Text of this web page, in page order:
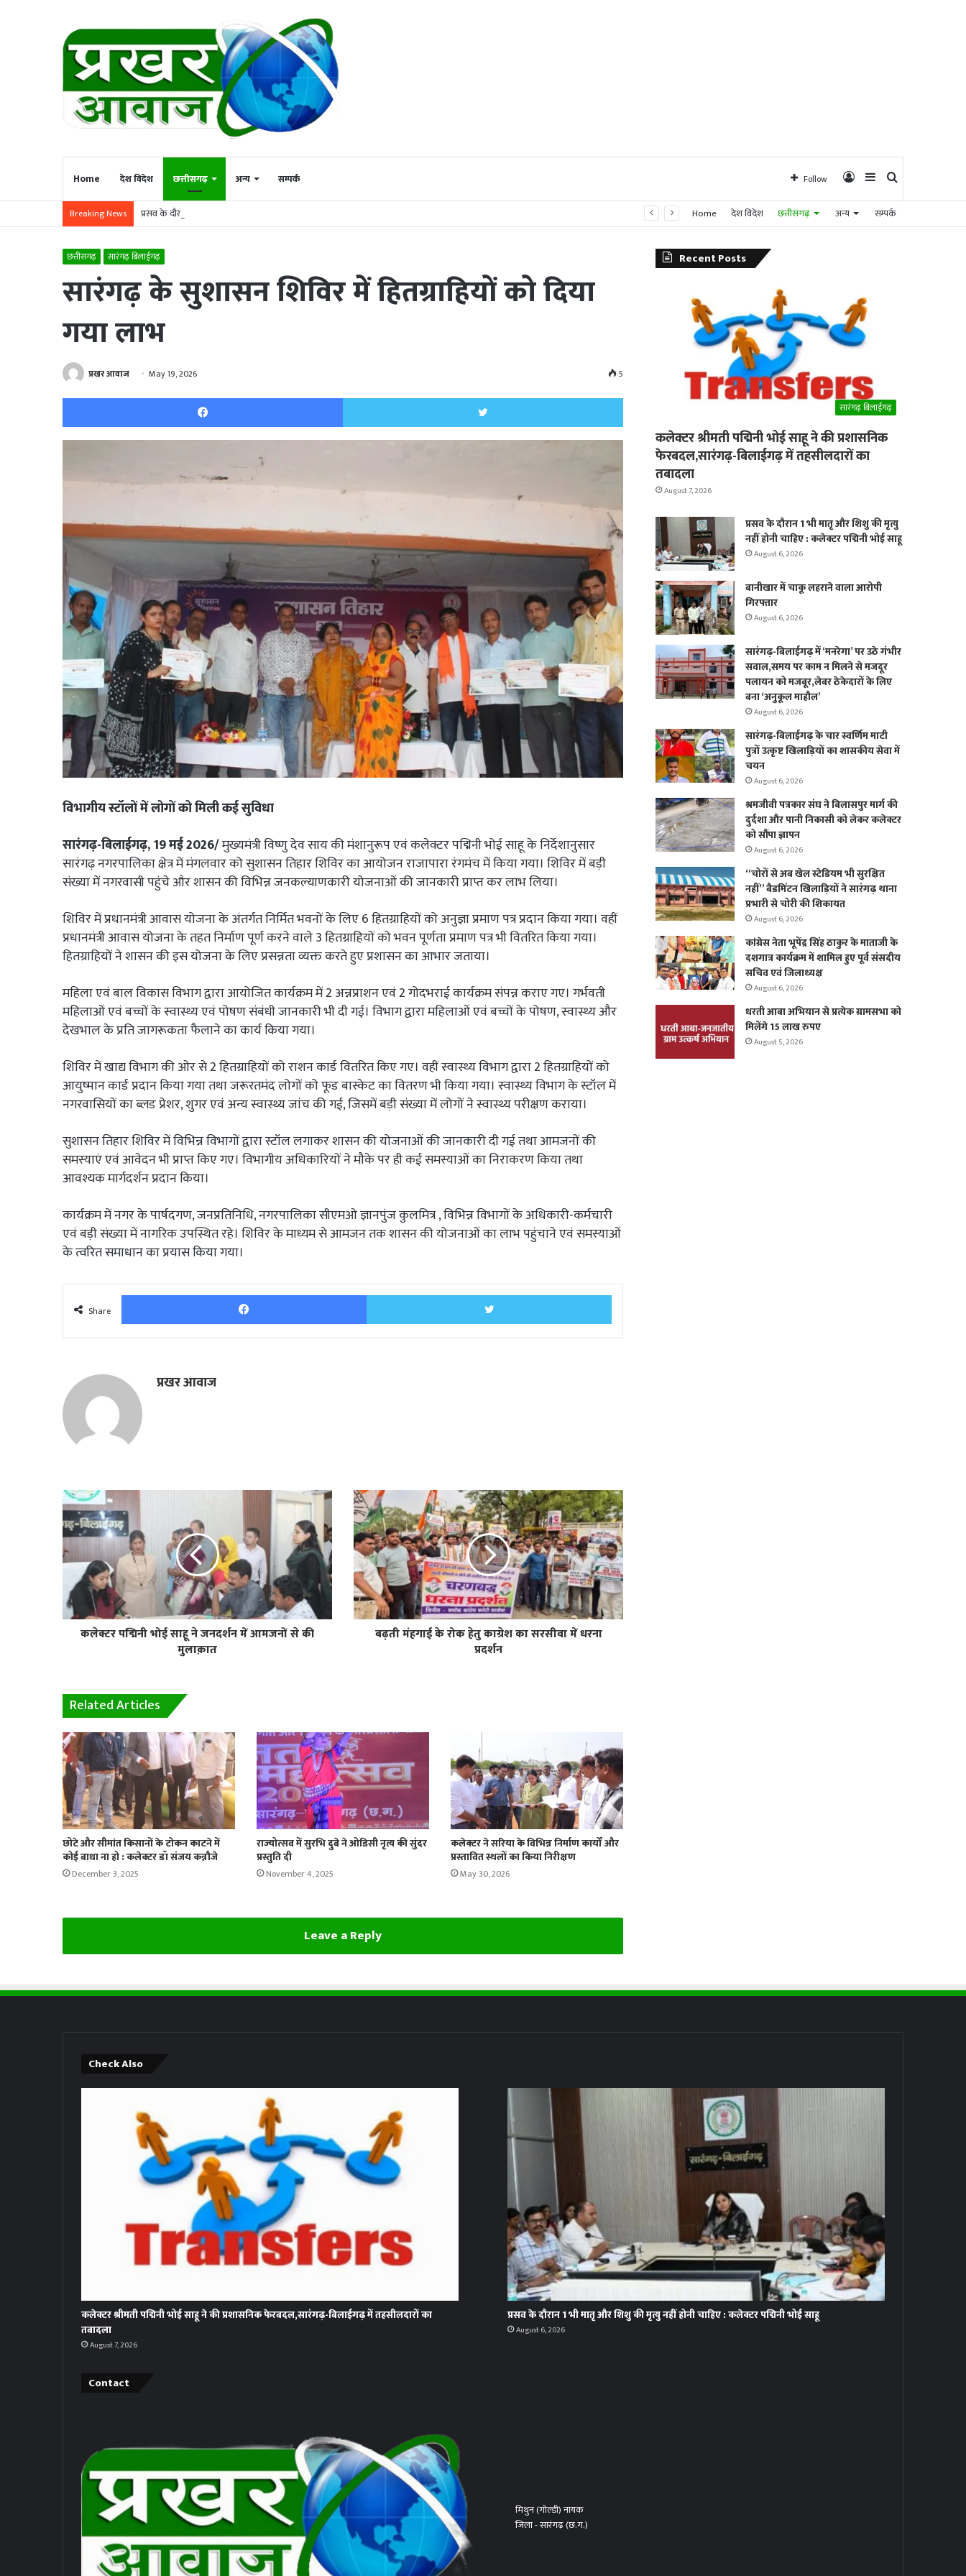
Home देश विदेश छत्तीसगढ़ अन्य सम्पर्क Search
Sidebar
Log
In
Follow
Breaking News प्रसव के दौरान 1 भी मातृ और शिशु की मृत्यु नहीं होनी चाहिए : कलेक्टर पद्मिनी भोई साहू Home देश विदेश छत्तीसगढ़ अन्य सम्पर्क
छत्तीसगढ़ सारंगढ़ बिलाईगढ़
सारंगढ़ के सुशासन शिविर में हितग्राहियों को दिया
गया लाभ
प्रखर आवाज May 19, 2026 5
Facebook Twitter
विभागीय स्टॉलों में लोगों को मिली कई सुविधा
सारंगढ़-बिलाईगढ़, 19 मई 2026/मुख्यमंत्री विष्णु देव साय की मंशानुरूप एवं कलेक्टर पद्मिनी भोई साहू के निर्देशानुसार
सारंगढ़ नगरपालिका क्षेत्र में मंगलवार को सुशासन तिहार शिविर का आयोजन राजापारा रंगमंच में किया गया। शिविर में बड़ी
संख्या में नगरवासी पहुंचे और शासन की विभिन्न जनकल्याणकारी योजनाओं की जानकारी प्राप्त कर लाभ लिया।
शिविर में प्रधानमंत्री आवास योजना के अंतर्गत निर्मित भवनों के लिए 6 हितग्राहियों को अनुज्ञा प्रमाण पत्र प्रदान किया गया। वहीं
प्रधानमंत्री आवास योजना के तहत निर्माण पूर्ण करने वाले 3 हितग्राहियों को भवन पूर्णता प्रमाण पत्र भी वितरित किया गया।
हितग्राहियों ने शासन की इस योजना के लिए प्रसन्नता व्यक्त करते हुए प्रशासन का आभार जताया।
महिला एवं बाल विकास विभाग द्वारा आयोजित कार्यक्रम में 2 अन्नप्राशन एवं 2 गोदभराई कार्यक्रम संपन्न कराए गए। गर्भवती
महिलाओं एवं बच्चों के स्वास्थ्य एवं पोषण संबंधी जानकारी भी दी गई। विभाग द्वारा महिलाओं एवं बच्चों के पोषण, स्वास्थ्य और
देखभाल के प्रति जागरूकता फैलाने का कार्य किया गया।
शिविर में खाद्य विभाग की ओर से 2 हितग्राहियों को राशन कार्ड वितरित किए गए। वहीं स्वास्थ्य विभाग द्वारा 2 हितग्राहियों को
आयुष्मान कार्ड प्रदान किया गया तथा जरूरतमंद लोगों को फूड बास्केट का वितरण भी किया गया। स्वास्थ्य विभाग के स्टॉल में
नगरवासियों का ब्लड प्रेशर, शुगर एवं अन्य स्वास्थ्य जांच की गई, जिसमें बड़ी संख्या में लोगों ने स्वास्थ्य परीक्षण कराया।
सुशासन तिहार शिविर में विभिन्न विभागों द्वारा स्टॉल लगाकर शासन की योजनाओं की जानकारी दी गई तथा आमजनों की
समस्याएं एवं आवेदन भी प्राप्त किए गए। विभागीय अधिकारियों ने मौके पर ही कई समस्याओं का निराकरण किया तथा
आवश्यक मार्गदर्शन प्रदान किया।
कार्यक्रम में नगर के पार्षदगण, जनप्रतिनिधि, नगरपालिका सीएमओ ज्ञानपुंज कुलमित्र , विभिन्न विभागों के अधिकारी-कर्मचारी
एवं बड़ी संख्या में नागरिक उपस्थित रहे। शिविर के माध्यम से आमजन तक शासन की योजनाओं का लाभ पहुंचाने एवं समस्याओं
के त्वरित समाधान का प्रयास किया गया।
Share
Facebook Twitter
प्रखर आवाज
कलेक्टर पद्मिनी भोई साहू ने जनदर्शन में आमजनों से की
मुलाक़ात
बढ़ती मंहगाई के रोक हेतु काग्रेश का सरसीवा में धरना
प्रदर्शन
Related Articles
छोटे और सीमांत किसानों के टोकन काटने में
कोई बाधा ना हो : कलेक्टर डॉ संजय कन्नौजे
December 3, 2025
राज्योत्सव में सुरभि दुबे ने ओडिसी नृत्य की सुंदर
प्रस्तुति दी
November 4, 2025
कलेक्टर ने सरिया के विभिन्न निर्माण कार्यों और
प्रस्तावित स्थलों का किया निरीक्षण
May 30, 2026
Leave a Reply
Recent Posts
सारंगढ़ बिलाईगढ़
कलेक्टर श्रीमती पद्मिनी भोई साहू ने की प्रशासनिक
फेरबदल,सारंगढ़-बिलाईगढ़ में तहसीलदारों का
तबादला
August 7, 2026
प्रसव के दौरान 1 भी मातृ और शिशु की मृत्यु
नहीं होनी चाहिए : कलेक्टर पद्मिनी भोई साहू
August 6, 2026
बानीखार में चाकू लहराने वाला आरोपी
गिरफ्तार
August 6, 2026
सारंगढ़-बिलाईगढ़ में ‘मनरेगा’ पर उठे गंभीर
सवाल,समय पर काम न मिलने से मजदूर
पलायन को मजबूर,लेबर ठेकेदारों के लिए
बना ‘अनुकूल माहौल’
August 6, 2026
सारंगढ़-बिलाईगढ़ के चार स्वर्णिम माटी
पुत्रों उत्कृष्ट खिलाड़ियों का शासकीय सेवा में
चयन
August 6, 2026
श्रमजीवी पत्रकार संघ ने बिलासपुर मार्ग की
दुर्दशा और पानी निकासी को लेकर कलेक्टर
को सौंपा ज्ञापन
August 6, 2026
“चोरों से अब खेल स्टेडियम भी सुरक्षित
नहीं” बैडमिंटन खिलाड़ियों ने सारंगढ़ थाना
प्रभारी से चोरी की शिकायत
August 6, 2026
कांग्रेस नेता भूपेंद्र सिंह ठाकुर के माताजी के
दशगात्र कार्यक्रम में शामिल हुए पूर्व संसदीय
सचिव एवं जिलाध्यक्ष
August 6, 2026
धरती आबा अभियान से प्रत्येक ग्रामसभा को
मिलेंगे 15 लाख रुपए
August 5, 2026
Check Also
कलेक्टर श्रीमती पद्मिनी भोई साहू ने की प्रशासनिक फेरबदल,सारंगढ़-बिलाईगढ़ में तहसीलदारों का
तबादला
August 7, 2026
प्रसव के दौरान 1 भी मातृ और शिशु की मृत्यु नहीं होनी चाहिए : कलेक्टर पद्मिनी भोई साहू
August 6, 2026
Contact
मिथुन (गोल्डी) नायक
जिला - सारंगढ़ (छ.ग.)